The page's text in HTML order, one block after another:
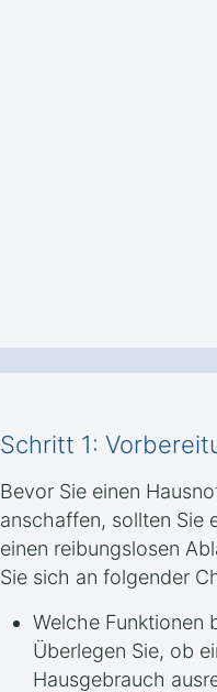
Schritt 1:
Bevor Sie einen
anschaffen, sollten Sie
einen reibungslosen
Sie sich an folgender
Welche Funktionen
Überlegen Sie, ob
Hausgebrauch